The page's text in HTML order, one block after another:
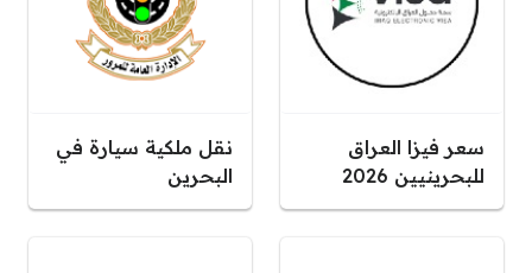
سعر فيزا العراق
للبحرينيين 2026
نقل ملكية سيارة في
البحرين